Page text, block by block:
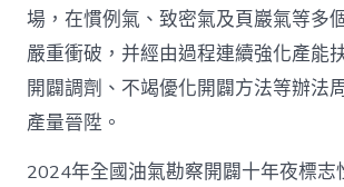
場，在慣例氣、致密氣及頁巖氣等多
嚴重衝破，并經由過程連續強化產能
開闢調劑、不竭優化開闢方法等辦法
產量晉陞。
2024年全國油氣勘察開闢十年夜標志